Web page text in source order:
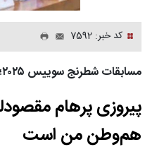
کد خبر: 7592
مسابقات شطرنج سوییس ۲۰۲۵؛
پیروزی پرهام
هم‌وطن من است